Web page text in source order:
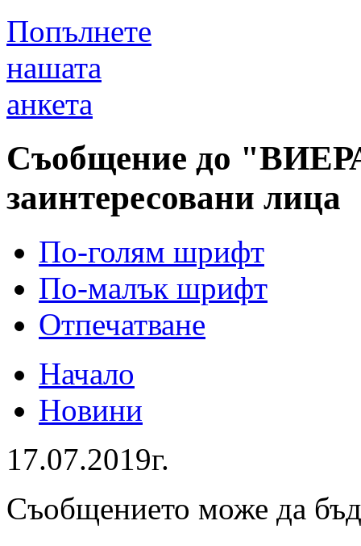
Попълнете
нашата
анкета
Съобщение до
заинтересовани лица
По-голям шрифт
По-малък шрифт
Отпечатване
Начало
Новини
17.07.2019г.
Съобщението може да